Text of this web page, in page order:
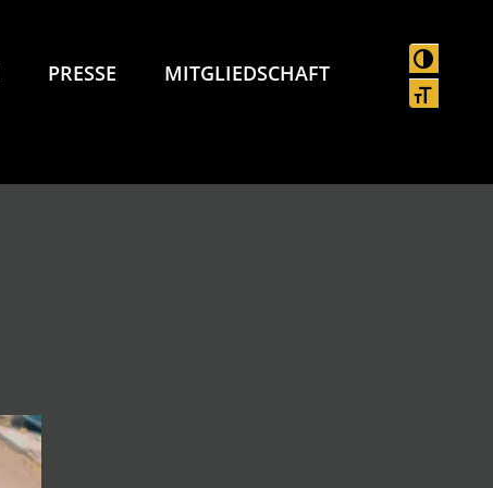
SCHRIFT
PRESSE MITGLIEDSCHAFT